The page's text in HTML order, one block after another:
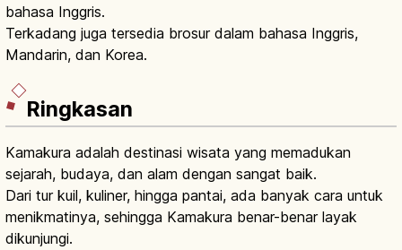
bahasa Inggris.
Terkadang juga tersedia brosur dalam bahasa Inggris,
Mandarin, dan Korea.
Ringkasan
Kamakura adalah destinasi wisata yang memadukan
sejarah, budaya, dan alam dengan sangat baik.
Dari tur kuil, kuliner, hingga pantai, ada banyak cara untuk
menikmatinya, sehingga Kamakura benar-benar layak
dikunjungi.